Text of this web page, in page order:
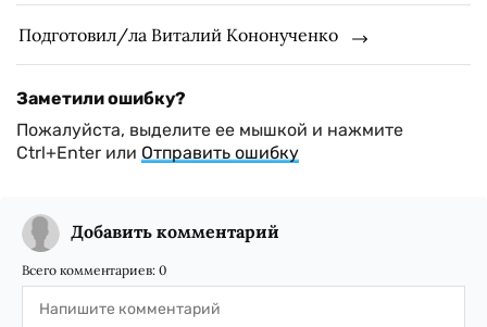
Подготовил/ла Виталий Кононученко
Заметили ошибку?
Пожалуйста, выделите ее мышкой и нажмите
Ctrl+Enter или Отправить ошибку
Добавить комментарий
Всего комментариев: 0